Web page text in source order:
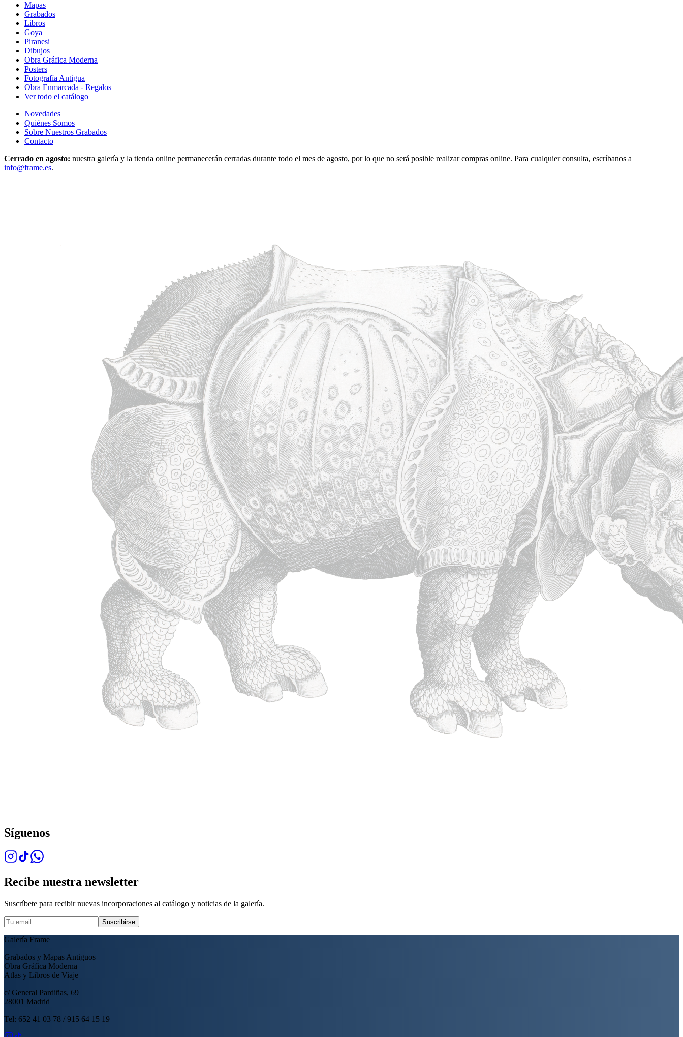
Mapas
Grabados
Libros
Goya
Piranesi
Dibujos
Obra Gráfica Moderna
Posters
Fotografía Antigua
Obra Enmarcada - Regalos
Ver todo el catálogo
Novedades
Quiénes Somos
Sobre Nuestros Grabados
Contacto
Cerrado en agosto: nuestra galería y la tienda online permanecerán cerradas durante todo el mes de agosto, por lo que no será posible realizar compras online. Para cualquier consulta, escríbanos a
info@frame.es.
Síguenos
Recibe nuestra newsletter
Suscríbete para recibir nuevas incorporaciones al catálogo y noticias de la galería.
Suscribirse
Galería Frame
Grabados y Mapas Antiguos
Obra Gráfica Moderna
Atlas y Libros de Viaje
c/ General Pardiñas, 69
28001 Madrid
Tel: 652 41 03 78 / 915 64 15 19